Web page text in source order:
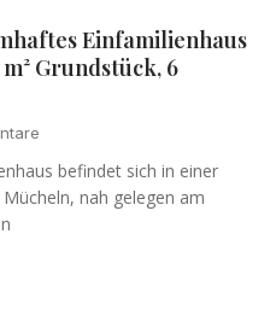
Einfamilienhaus
m² Grundstück, 6
befindet sich in einer
nah gelegen am